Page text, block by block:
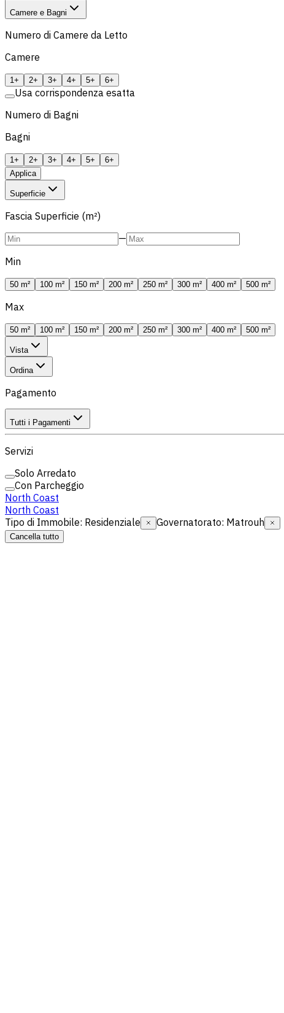
Camere e Bagni
Numero di Camere da Letto
Camere
1+ 2+ 3+ 4+ 5+ 6+
Usa corrispondenza esatta
Numero di Bagni
Bagni
1+ 2+ 3+ 4+ 5+
6+
Applica
Superficie
Fascia Superficie (m²)
—
Min
50 m² 100 m² 150 m² 200 m² 250 m² 300 m² 400 m² 500 m²
Max
50 m² 100 m² 150 m² 200 m² 250 m² 300 m² 400 m² 500 m²
Vista
Ordina
Pagamento
Tutti i Pagamenti
Servizi
Solo Arredato
Con Parcheggio
North Coast
North Coast
Tipo di Immobile: Residenziale Governatorato: Matrouh
Cancella tutto